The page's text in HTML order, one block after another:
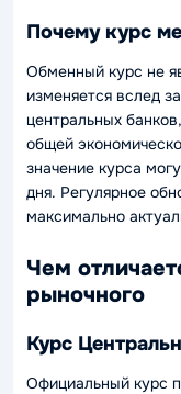
Почему курс
Обменный курс не
изменяется вслед
центральных
общей
значение курса
дня. Регулярное
максимально
Чем
рыночного
Курс
Официальный курс